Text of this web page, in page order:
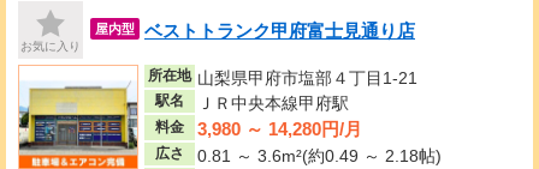
お気に入り
屋内型 ベストトランク甲府富士見通り店
所在地 山梨県甲府市塩部４丁目1-21
駅名 ＪＲ中央本線甲府駅
料金 3,980 ～ 14,280円/月
広さ 0.81 ～ 3.6m²(約0.49 ～ 2.18帖)